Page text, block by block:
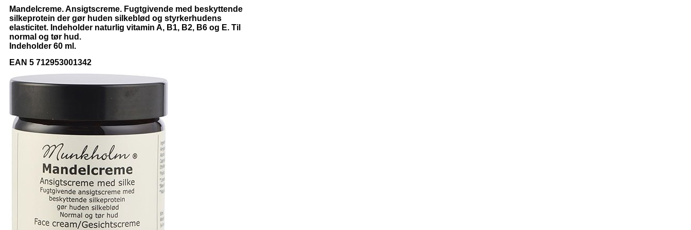
Mandelcreme. Ansigtscreme. Fugtgivende med beskyttende
silkeprotein der gør huden silkeblød og styrkerhudens
elasticitet. Indeholder naturlig vitamin A, B1, B2, B6 og E. Til
normal og tør hud.
Indeholder 60 ml.
EAN 5 712953001342